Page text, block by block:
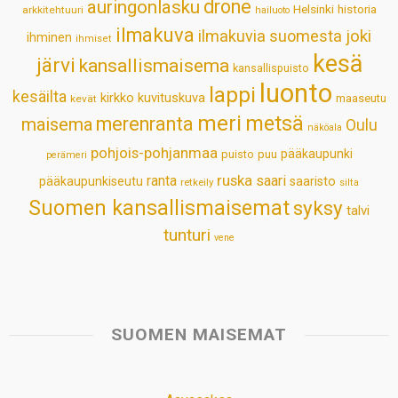
p
k
n
s
t
arkkitehtuuri auringonlasku drone hailuoto Helsinki historia
ihminen ihmiset ilmakuva ilmakuvia suomesta joki
järvi kansallismaisema kansallispuisto kesä
kesäilta kevät kirkko kuvituskuva lappi luonto maaseutu
maisema merenranta meri metsä näköala Oulu
perämeri pohjois-pohjanmaa puisto puu pääkaupunki
pääkaupunkiseutu ranta retkeily ruska saari saaristo silta
Suomen kansallismaisematsyksy talvi
tunturi vene
SUOMEN MAISEMAT